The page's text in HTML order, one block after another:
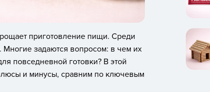
приготовление пищи. Среди
Многие задаются вопросом: в чем их
повседневной готовки? В этой
и минусы, сравним по ключевым